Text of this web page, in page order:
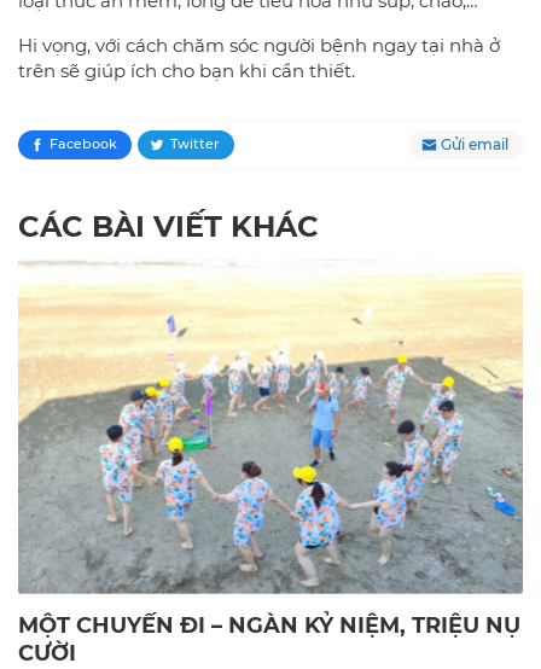
Hi vọng, với cách chăm sóc người bệnh ngay tại nhà ở
trên sẽ giúp ích cho bạn khi cần thiết.
Facebook Twitter Gửi email
CÁC BÀI VIẾT KHÁC
MỘT CHUYẾN ĐI – NGÀN KỶ NIỆM, TRIỆU NỤ
CƯỜI